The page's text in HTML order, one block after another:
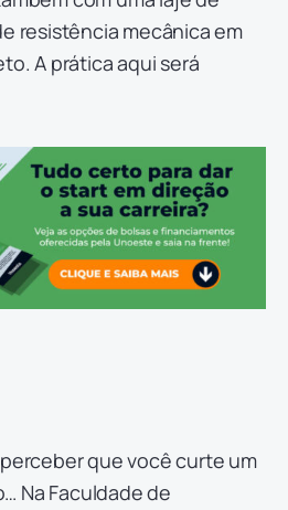
resistência mecânica em
A prática aqui será
que você curte um
Na Faculdade de